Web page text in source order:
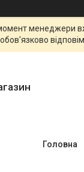
менеджери
Головна